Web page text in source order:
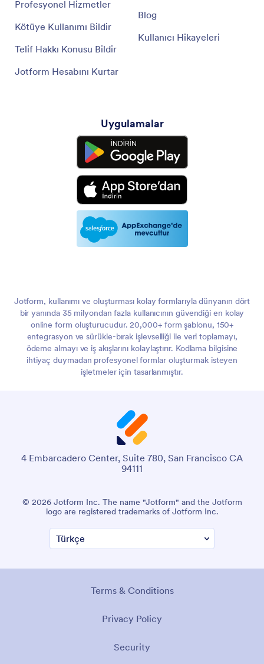
Profesyonel Hizmetler
Kötüye Kullanımı Bildir
Telif Hakkı Konusu Bildir
Jotform Hesabını Kurtar
Blog
Kullanıcı Hikayeleri
Uygulamalar
Jotform, kullanımı ve oluşturması kolay formlarıyla dünyanın dört
bir yanında 35 milyondan fazla kullanıcının güvendiği en kolay
online form oluşturucudur. 20,000+ form şablonu, 150+
entegrasyon ve sürükle-bırak işlevselliği ile veri toplamayı,
ödeme almayı ve iş akışlarını kolaylaştırır. Kodlama bilgisine
ihtiyaç duymadan profesyonel formlar oluşturmak isteyen
işletmeler için tasarlanmıştır.
4 Embarcadero Center, Suite 780, San Francisco CA
94111
© 2026 Jotform Inc. The name "Jotform" and the Jotform
logo are registered trademarks of Jotform Inc.
Terms & Conditions
Privacy Policy
Security